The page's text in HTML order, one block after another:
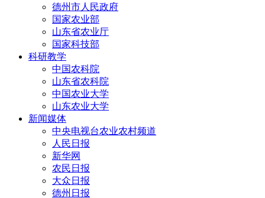
德州市人民政府
国家农业部
山东省农业厅
国家科技部
科研教学
中国农科院
山东省农科院
中国农业大学
山东农业大学
新闻媒体
中央电视台农业农村频道
人民日报
新华网
农民日报
大众日报
德州日报